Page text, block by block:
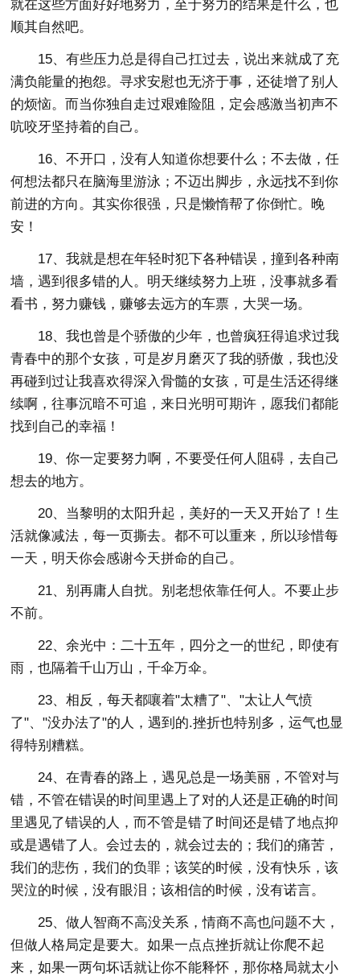
就在这些方面好好地努力，至于努力的结果是什么，也
顺其自然吧。
15、有些压力总是得自己扛过去，说出来就成了充
满负能量的抱怨。寻求安慰也无济于事，还徒增了别人
的烦恼。而当你独自走过艰难险阻，定会感激当初声不
吭咬牙坚持着的自己。
16、不开口，没有人知道你想要什么；不去做，任
何想法都只在脑海里游泳；不迈出脚步，永远找不到你
前进的方向。其实你很强，只是懒惰帮了你倒忙。晚
安！
17、我就是想在年轻时犯下各种错误，撞到各种南
墙，遇到很多错的人。明天继续努力上班，没事就多看
看书，努力赚钱，赚够去远方的车票，大哭一场。
18、我也曾是个骄傲的少年，也曾疯狂得追求过我
青春中的那个女孩，可是岁月磨灭了我的骄傲，我也没
再碰到过让我喜欢得深入骨髓的女孩，可是生活还得继
续啊，往事沉暗不可追，来日光明可期许，愿我们都能
找到自己的幸福！
19、你一定要努力啊，不要受任何人阻碍，去自己
想去的地方。
20、当黎明的太阳升起，美好的一天又开始了！生
活就像减法，每一页撕去。都不可以重来，所以珍惜每
一天，明天你会感谢今天拼命的自己。
21、别再庸人自扰。别老想依靠任何人。不要止步
不前。
22、余光中：二十五年，四分之一的世纪，即使有
雨，也隔着千山万山，千伞万伞。
23、相反，每天都嚷着"太糟了"、"太让人气愤
了"、"没办法了"的人，遇到的.挫折也特别多，运气也显
得特别糟糕。
24、在青春的路上，遇见总是一场美丽，不管对与
错，不管在错误的时间里遇上了对的人还是正确的时间
里遇见了错误的人，而不管是错了时间还是错了地点抑
或是遇错了人。会过去的，就会过去的；我们的痛苦，
我们的悲伤，我们的负罪；该笑的时候，没有快乐，该
哭泣的时候，没有眼泪；该相信的时候，没有诺言。
25、做人智商不高没关系，情商不高也问题不大，
但做人格局定是要大。如果一点点挫折就让你爬不起
来，如果一两句坏话就让你不能释怀，那你格局就太小